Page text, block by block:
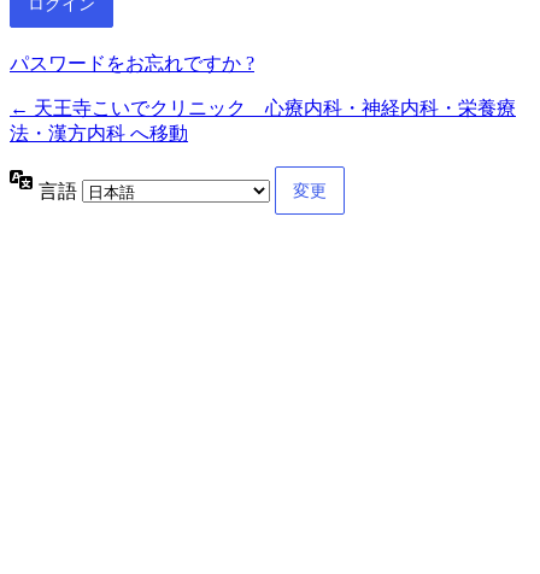
パスワードをお忘れですか ?
← 天王寺こいでクリニック 心療内科・神経内科・栄養療
法・漢方内科 へ移動
言語